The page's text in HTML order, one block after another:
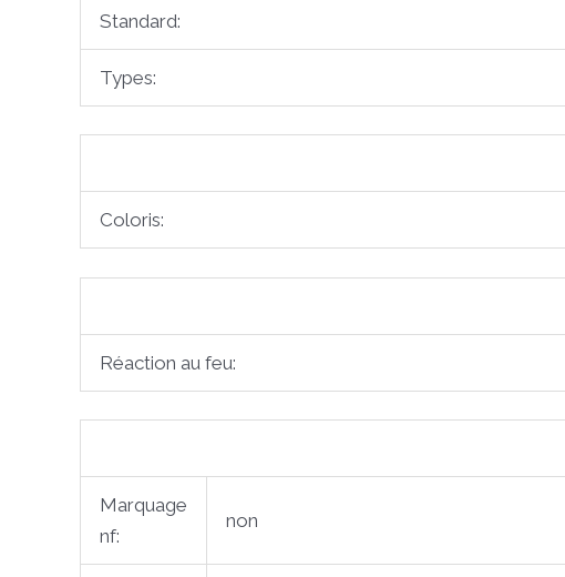
Standard:
Types:
Coloris:
Réaction au feu:
Marquage
nf:
non